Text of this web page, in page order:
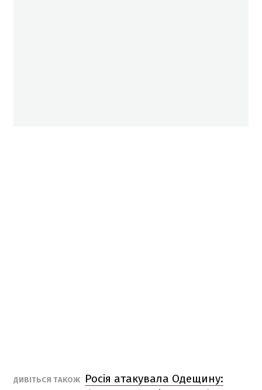
ДИВІТЬСЯ ТАКОЖ
Росія атакувала Одещину: